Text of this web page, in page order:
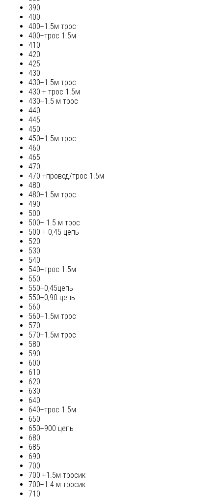
390
400
400+1.5м трос
400+трос 1.5м
410
420
425
430
430+1.5м трос
430 + трос 1.5м
430+1.5 м трос
440
445
450
450+1.5м трос
460
465
470
470 +провод/трос 1.5м
480
480+1.5м трос
490
500
500+ 1.5 м трос
500 + 0,45 цепь
520
530
540
540+трос 1.5м
550
550+0,45цепь
550+0,90 цепь
560
560+1.5м трос
570
570+1.5м трос
580
590
600
610
620
630
640
640+трос 1.5м
650
650+900 цепь
680
685
690
700
700 +1.5м тросик
700+1.4 м тросик
710